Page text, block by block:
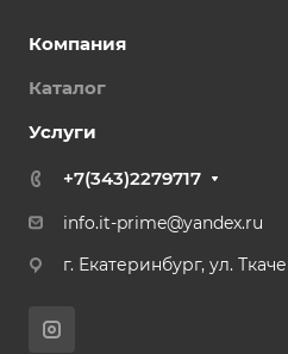
Компания
Каталог
Услуги
+7(343)2279717
info.it-prime@yandex.ru
г. Екатеринбург, ул.